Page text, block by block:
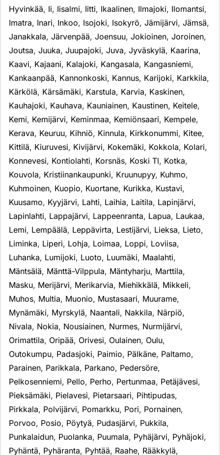
Hyvinkää, Ii, Iisalmi, Iitti, Ikaalinen, Ilmajoki, Ilomantsi,
Imatra, Inari, Inkoo, Isojoki, Isokyrö, Jämijärvi, Jämsä,
Janakkala, Järvenpää, Joensuu, Jokioinen, Joroinen,
Joutsa, Juuka, Juupajoki, Juva, Jyväskylä, Kaarina,
Kaavi, Kajaani, Kalajoki, Kangasala, Kangasniemi,
Kankaanpää, Kannonkoski, Kannus, Karijoki, Karkkila,
Kärkölä, Kärsämäki, Karstula, Karvia, Kaskinen,
Kauhajoki, Kauhava, Kauniainen, Kaustinen, Keitele,
Kemi, Kemijärvi, Keminmaa, Kemiönsaari, Kempele,
Kerava, Keuruu, Kihniö, Kinnula, Kirkkonummi, Kitee,
Kittilä, Kiuruvesi, Kivijärvi, Kokemäki, Kokkola, Kolari,
Konnevesi, Kontiolahti, Korsnäs, Koski Tl, Kotka,
Kouvola, Kristiinankaupunki, Kruunupyy, Kuhmo,
Kuhmoinen, Kuopio, Kuortane, Kurikka, Kustavi,
Kuusamo, Kyyjärvi, Lahti, Laihia, Laitila, Lapinjärvi,
Lapinlahti, Lappajärvi, Lappeenranta, Lapua, Laukaa,
Lemi, Lempäälä, Leppävirta, Lestijärvi, Lieksa, Lieto,
Liminka, Liperi, Lohja, Loimaa, Loppi, Loviisa,
Luhanka, Lumijoki, Luoto, Luumäki, Maalahti,
Mäntsälä, Mänttä-Vilppula, Mäntyharju, Marttila,
Masku, Merijärvi, Merikarvia, Miehikkälä, Mikkeli,
Muhos, Multia, Muonio, Mustasaari, Muurame,
Mynämäki, Myrskylä, Naantali, Nakkila, Närpiö,
Nivala, Nokia, Nousiainen, Nurmes, Nurmijärvi,
Orimattila, Oripää, Orivesi, Oulainen, Oulu,
Outokumpu, Padasjoki, Paimio, Pälkäne, Paltamo,
Parainen, Parikkala, Parkano, Pedersöre,
Pelkosenniemi, Pello, Perho, Pertunmaa, Petäjävesi,
Pieksämäki, Pielavesi, Pietarsaari, Pihtipudas,
Pirkkala, Polvijärvi, Pomarkku, Pori, Pornainen,
Porvoo, Posio, Pöytyä, Pudasjärvi, Pukkila,
Punkalaidun, Puolanka, Puumala, Pyhäjärvi, Pyhäjoki,
Pyhäntä, Pyhäranta, Pyhtää, Raahe, Rääkkylä,